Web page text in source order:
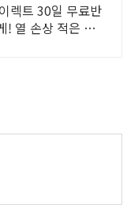
렉트 30일 무료반
! 열 손상 적은 매